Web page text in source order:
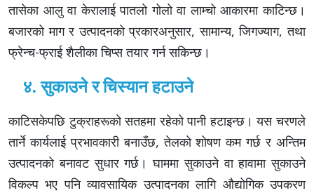
तासेका आलु वा केरालाई पातलो गोलो वा लाम्चो आकारमा काटिन्छ।
बजारको माग र उत्पादनको प्रकारअनुसार, सामान्य, जिगज्याग, तथा
फ्रेन्च-फ्राई शैलीका चिप्स तयार गर्न सकिन्छ।
४. सुकाउने र चिस्यान हटाउने
काटिसकेपछि टुक्राहरूको सतहमा रहेको पानी हटाइन्छ। यस चरणले
तार्ने कार्यलाई प्रभावकारी बनाउँछ, तेलको शोषण कम गर्छ र अन्तिम
उत्पादनको बनावट सुधार गर्छ। घाममा सुकाउने वा हावामा सुकाउने
विकल्प भए पनि व्यावसायिक उत्पादनका लागि औद्योगिक उपकरण